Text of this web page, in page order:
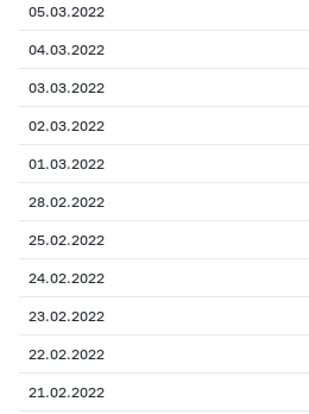
05.03.2022
04.03.2022
03.03.2022
02.03.2022
01.03.2022
28.02.2022
25.02.2022
24.02.2022
23.02.2022
22.02.2022
21.02.2022